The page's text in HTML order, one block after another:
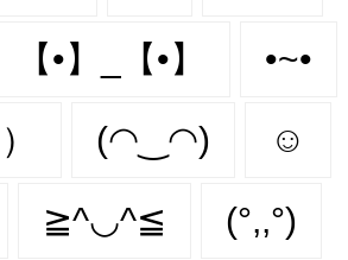
【•】_【•】 •~•
(◠‿◠) ☺️
≧^◡^≦ (°,,°)